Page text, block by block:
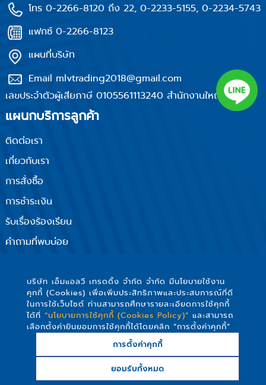
บริษัท เอ็มแอลวี เทรดดิ้ง จำกัด จำกัด มีนโยบายใช้งาน
คุกกี้ (Cookies) เพื่อเพิ่มประสิทธิภาพและประสบการณ์ที่ดี
ในการใช้เว็บไซต์ ท่านสามารถศึกษารายละเอียดการใช้คุกกี้
ได้ที่ “นโยบายการใช้คุกกี้ (Cookies Policy)” และสามารถ
เลือกตั้งค่ายินยอมการใช้คุกกี้ได้โดยคลิก “การตั้งค่าคุกกี้”
การตั้งค่าคุกกี้
ยอมรับทั้งหมด
โทร 0-2266-8120 ถึง 22, 0-2233-5155, 0-2234-5743
แฟกซ์ 0-2266-8123
แผนที่บริษัท
Email mlvtrading2018@gmail.com
เลขประจำตัวผู้เสียภาษี 0105561113240 สำนักงานใหญ่
แผนกบริการลูกค้า
ติดต่อเรา
เกี่ยวกับเรา
การสั่งซื้อ
การชำระเงิน
รับเรื่องร้องเรียน
คำถามที่พบบ่อย
ติดตามเรา
Copyright © 2019 MLV TRADING Company Limited -